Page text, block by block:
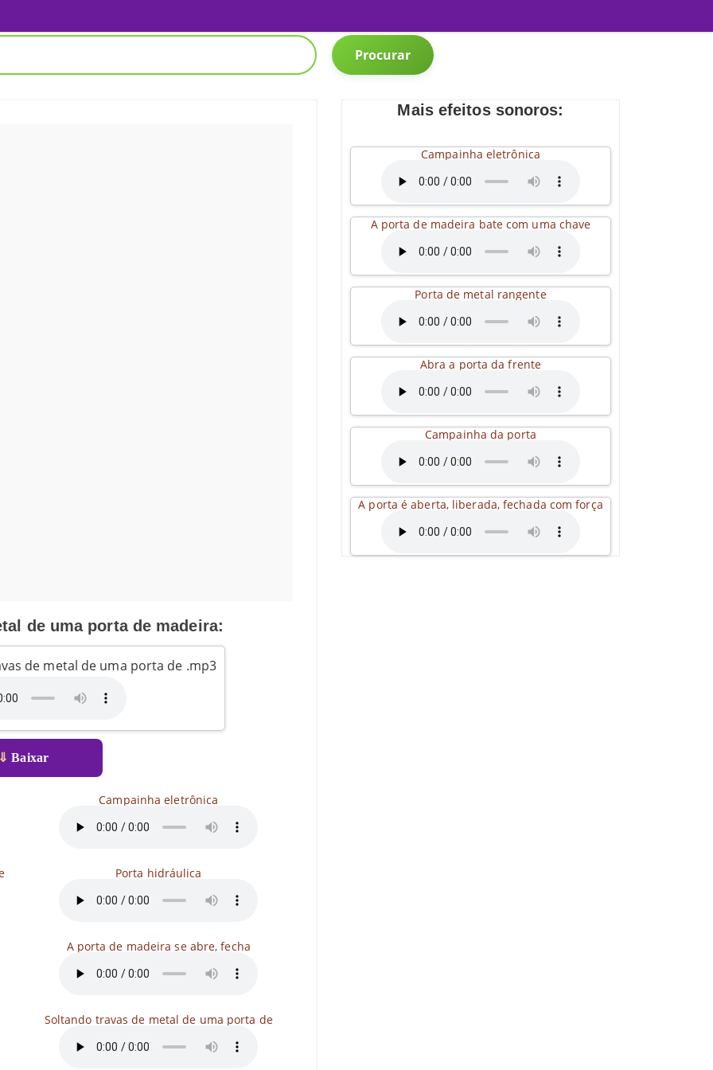
Procurar
de uma porta de madeira:
de metal de uma porta de .mp3
Baixar
Campainha eletrônica
Porta hidráulica
A porta de madeira se abre, fecha
Soltando travas de metal de uma porta de
Mais efeitos sonoros:
Campainha eletrônica
A porta de madeira bate com uma chave
Porta de metal rangente
Abra a porta da frente
Campainha da porta
A porta é aberta, liberada, fechada com força